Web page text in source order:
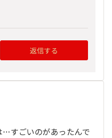
返信する
…すごいのがあったんで